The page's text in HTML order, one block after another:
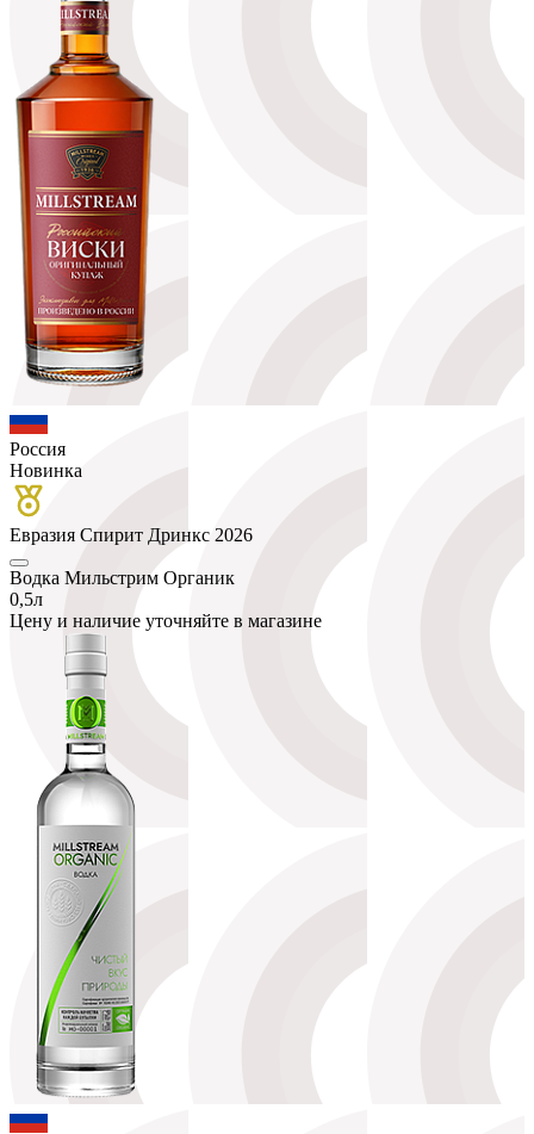
Россия
Новинка
Евразия Спирит Дринкс 2026
Водка Мильстрим Органик
0,5л
Цену и наличие уточняйте в магазине